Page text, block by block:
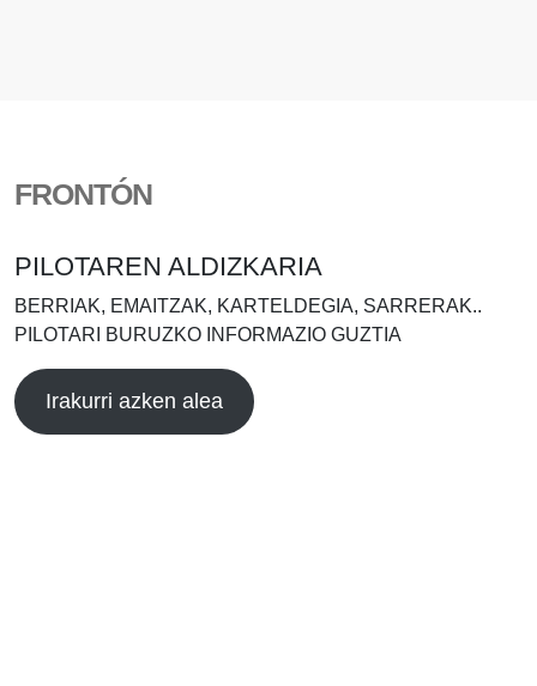
FRONTÓN
PILOTAREN ALDIZKARIA
BERRIAK, EMAITZAK, KARTELDEGIA, SARRERAK..
PILOTARI BURUZKO INFORMAZIO GUZTIA
Irakurri azken alea